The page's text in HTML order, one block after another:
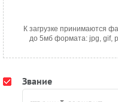
К загрузке принимаются
до 5мб формата: jpg, gif,
Звание